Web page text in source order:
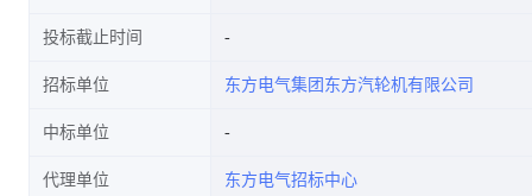
投标截止时间
招标单位 东方电气集团东方汽轮机有限公司
中标单位
代理单位 东方电气招标中心